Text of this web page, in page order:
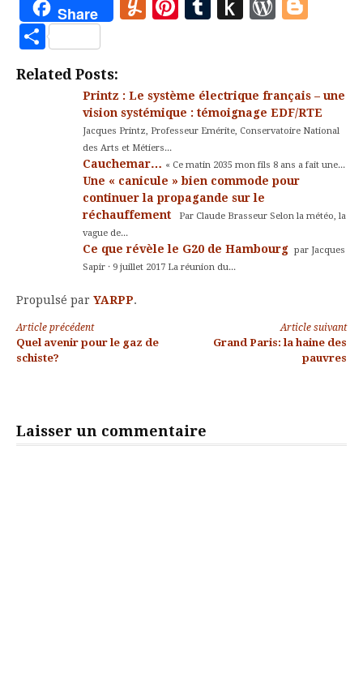
Share Yummly
Pinterest
Tumblr
Push
Partager
Related Posts:
Printz : Le système électrique français – une
vision systémique : témoignage EDF/RTE
Jacques Printz, Professeur Emérite, Conservatoire National
des Arts et Métiers...
Cauchemar… « Ce matin 2035 mon fils 8 ans a fait une...
Une « canicule » bien commode pour
continuer la propagande sur le
réchauffement
Par Claude Brasseur Selon la météo, la
vague de...
Ce que révèle le G20 de Hambourg par Jacques
Sapir · 9 juillet 2017 La réunion du...
Propulsé par YARPP.
Lire
la
Article précédent
Quel avenir pour le gaz de
schiste?
Article suivant
Grand Paris: la haine des
pauvres
Laisser un commentaire